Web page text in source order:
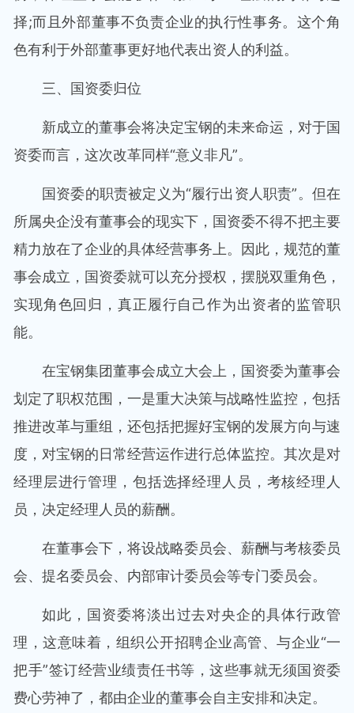
择;而且外部董事不负责企业的执行性事务。这个角
色有利于外部董事更好地代表出资人的利益。
三、国资委归位
新成立的董事会将决定宝钢的未来命运，对于国
资委而言，这次改革同样“意义非凡”。
国资委的职责被定义为“履行出资人职责”。但在
所属央企没有董事会的现实下，国资委不得不把主要
精力放在了企业的具体经营事务上。因此，规范的董
事会成立，国资委就可以充分授权，摆脱双重角色，
实现角色回归，真正履行自己作为出资者的监管职
能。
在宝钢集团董事会成立大会上，国资委为董事会
划定了职权范围，一是重大决策与战略性监控，包括
推进改革与重组，还包括把握好宝钢的发展方向与速
度，对宝钢的日常经营运作进行总体监控。其次是对
经理层进行管理，包括选择经理人员，考核经理人
员，决定经理人员的薪酬。
在董事会下，将设战略委员会、薪酬与考核委员
会、提名委员会、内部审计委员会等专门委员会。
如此，国资委将淡出过去对央企的具体行政管
理，这意味着，组织公开招聘企业高管、与企业“一
把手”签订经营业绩责任书等，这些事就无须国资委
费心劳神了，都由企业的董事会自主安排和决定。